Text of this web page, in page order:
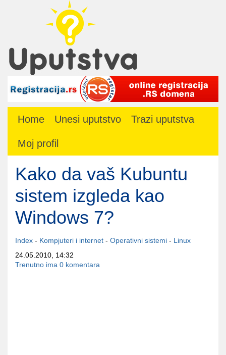
Home Unesi uputstvo Trazi uputstva
Moj profil
Kako da vaš Kubuntu
sistem izgleda kao
Windows 7?
Index - Kompjuteri i internet - Operativni sistemi - Linux
24.05.2010, 14:32
Trenutno ima 0 komentara